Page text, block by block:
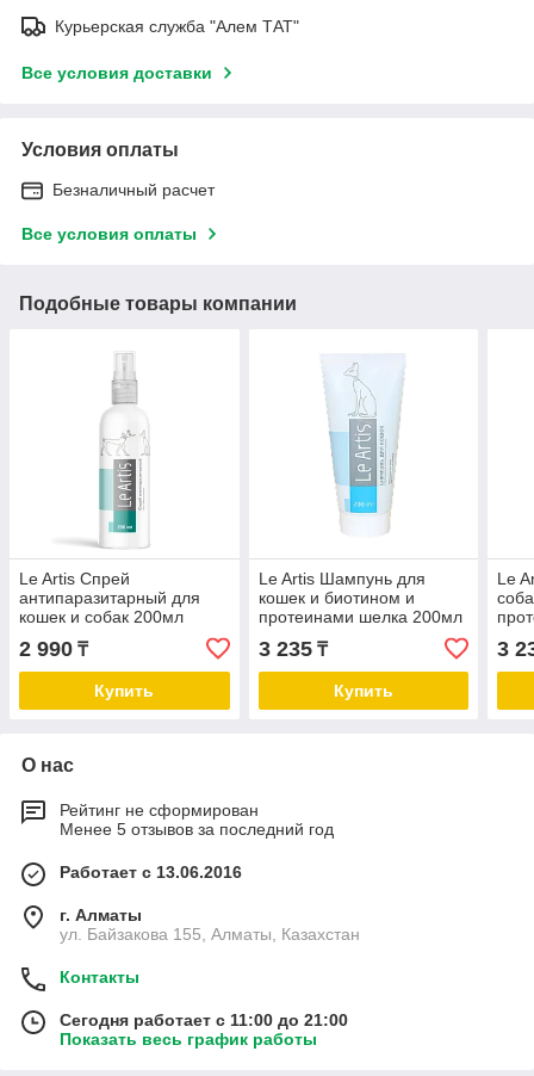
Курьерская служба "Алем ТАТ"
Все условия доставки
Условия оплаты
Безналичный расчет
Все условия оплаты
Подобные товары компании
Le Artis Спрей
антипаразитарный для
кошек и собак 200мл
2 990 ₸
Купить
Le Artis Шампунь для
кошек и биотином и
протеинами шелка 200мл
3 235₸
Купить
Le
3
О нас
Рейтинг не сформирован
Менее 5 отзывов за последний год
Работает с 13.06.2016
г. Алматы
ул. Байзакова 155, Алматы, Казахстан
Контакты
Сегодня работает с 11:00 до 21:00
Показать весь график работы